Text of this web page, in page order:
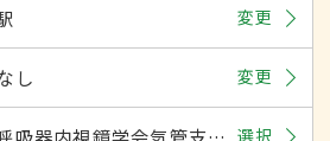
変更
し 変更
選択